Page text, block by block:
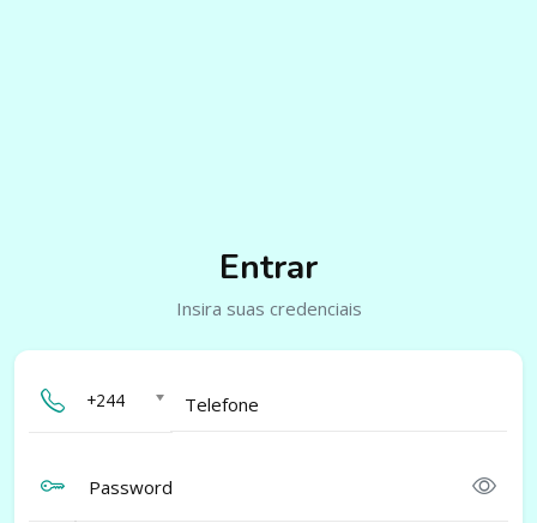
Entrar
Insira suas credenciais
+244 Telefone
Password